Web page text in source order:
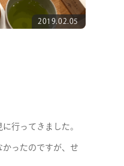
2019.02.05
行ってきました。
ったのですが、せ